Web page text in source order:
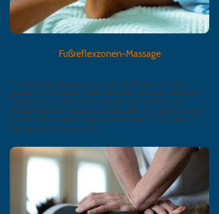
Fußreflexzonen-Massage
In sanften Streichbewegungen werden alle Partien des Fusses
gelockert und entspannt. Dann werden die Reflexzonen des Fußes
durch spezielle Druck-techniken aktiviert. Der Fußreflexzonen
Massage liegt das Prinzip zugrunde, dass allen Körperbereichen eine
spezielle Stelle des Fusses zugeordnet ist und diese durch gezielte
Massage stimuliert werden kann.